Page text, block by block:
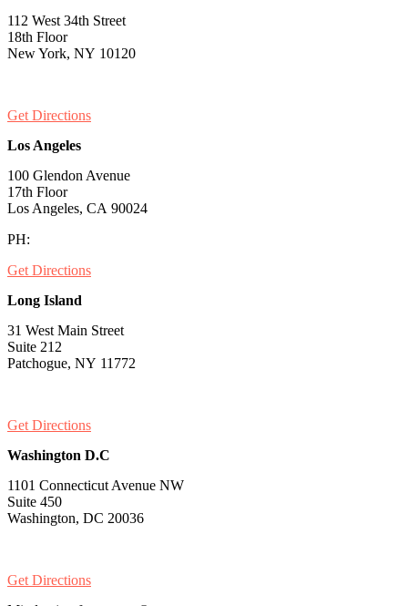
112 West 34th Street
18th Floor
New York, NY 10120
Get Directions
Los Angeles
100 Glendon Avenue
17th Floor
Los Angeles, CA 90024
PH:
Get Directions
Long Island
31 West Main Street
Suite 212
Patchogue, NY 11772
Get Directions
Washington D.C
1101 Connecticut Avenue NW
Suite 450
Washington, DC 20036
Get Directions